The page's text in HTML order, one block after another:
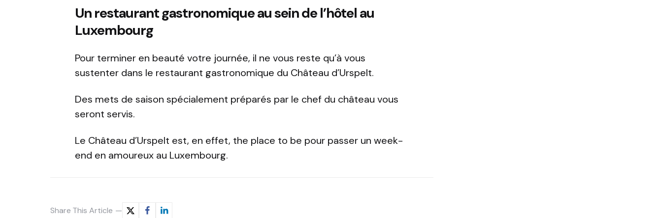
Un restaurant gastronomique au sein de l’hôtel au
Luxembourg
Pour terminer en beauté votre journée, il ne vous reste qu’à vous
sustenter dans le restaurant gastronomique du Château d’Urspelt.
Des mets de saison spécialement préparés par le chef du château vous
seront servis.
Le Château d’Urspelt est, en effet, the place to be pour passer un week-
end en amoureux au Luxembourg.
Share This Article